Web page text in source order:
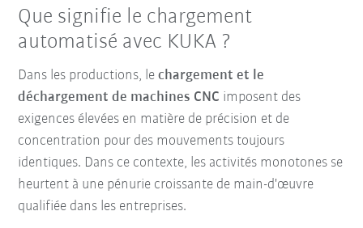
Que signifie le chargement
automatisé avec KUKA ?
Dans les productions, lechargement et le
déchargement de machines CNC imposent des
exigences élevées en matière de précision et de
concentration pour des mouvements toujours
identiques. Dans ce contexte, les activités monotones se
heurtent à une pénurie croissante de main-d'œuvre
qualifiée dans les entreprises.